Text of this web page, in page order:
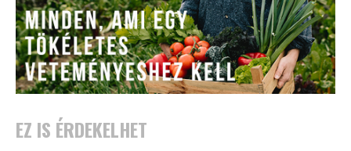
EZ IS ÉRDEKELHET